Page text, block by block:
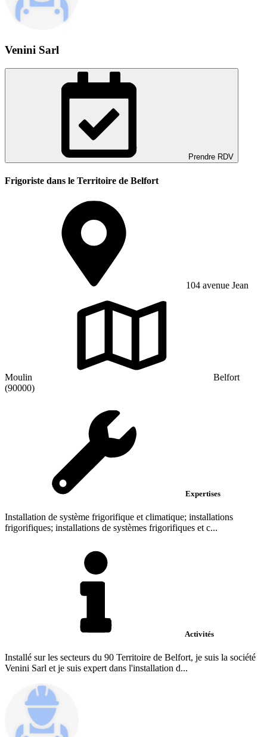
Venini Sarl
Prendre RDV
Frigoriste dans le Territoire de Belfort
104 avenue Jean
Moulin
Belfort
(90000)
Expertises
Installation de système frigorifique et climatique; installations
frigorifiques; installations de systèmes frigorifiques et c...
Activités
Installé sur les secteurs du 90 Territoire de Belfort, je suis la société
Venini Sarl et je suis expert dans l'installation d...